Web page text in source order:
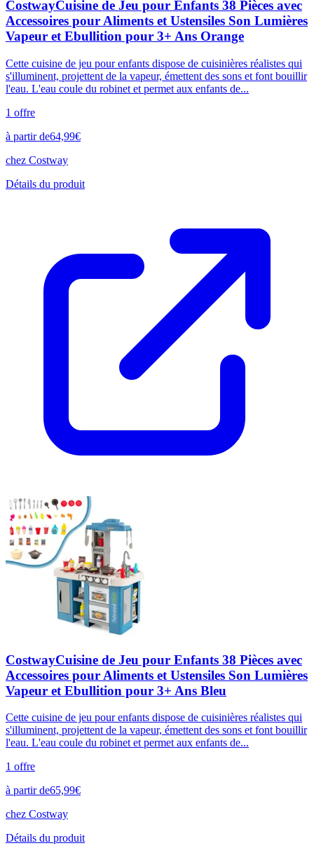
CostwayCuisine de Jeu pour Enfants 38 Pièces avec
Accessoires pour Aliments et Ustensiles Son Lumières
Vapeur et Ebullition pour 3+ Ans Orange
Cette cuisine de jeu pour enfants dispose de cuisinières réalistes qui
s'illuminent, projettent de la vapeur, émettent des sons et font bouillir
l'eau. L'eau coule du robinet et permet aux enfants de...
1 offre
à partir de64,99€
chez Costway
Détails du produit
CostwayCuisine de Jeu pour Enfants 38 Pièces avec
Accessoires pour Aliments et Ustensiles Son Lumières
Vapeur et Ebullition pour 3+ Ans Bleu
Cette cuisine de jeu pour enfants dispose de cuisinières réalistes qui
s'illuminent, projettent de la vapeur, émettent des sons et font bouillir
l'eau. L'eau coule du robinet et permet aux enfants de...
1 offre
à partir de65,99€
chez Costway
Détails du produit